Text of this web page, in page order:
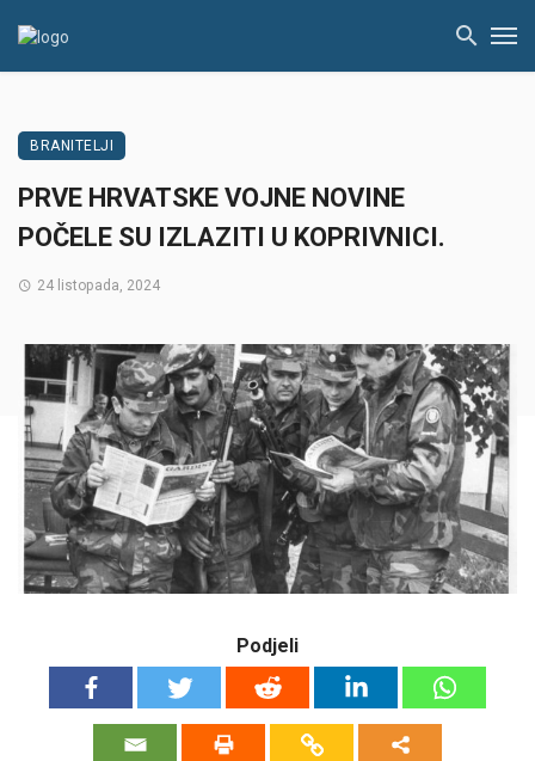
BRANITELJI
PRVE HRVATSKE VOJNE NOVINE
POČELE SU IZLAZITI U KOPRIVNICI.
24 listopada, 2024
Podjeli